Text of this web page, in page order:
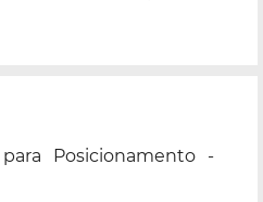
Posicionamento -